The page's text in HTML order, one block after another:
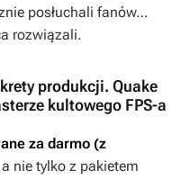
posłuchali fanów…
rozwiązali.
produkcji. Quake
kultowego FPS-a
za darmo (z
nie tylko z pakietem